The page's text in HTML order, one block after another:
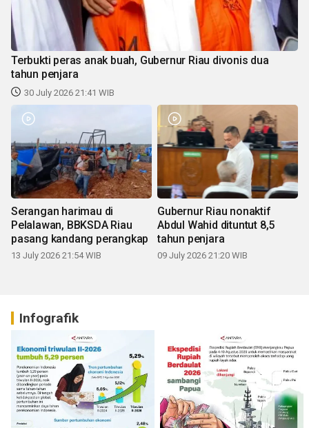
Terbukti peras anak buah, Gubernur Riau divonis dua
tahun penjara
30 July 2026 21:41 WIB
Serangan harimau di
Pelalawan, BBKSDA Riau
pasang kandang perangkap
13 July 2026 21:54 WIB
Gubernur Riau nonaktif
Abdul Wahid dituntut 8,5
tahun penjara
09 July 2026 21:20 WIB
Infografik